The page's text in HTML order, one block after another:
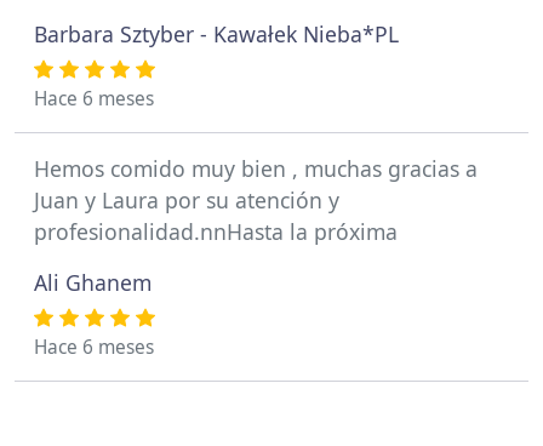
Barbara Sztyber - Kawałek Nieba*PL
Hace 6 meses
Hemos comido muy bien , muchas gracias a
Juan y Laura por su atención y
profesionalidad.nnHasta la próxima
Ali Ghanem
Hace 6 meses